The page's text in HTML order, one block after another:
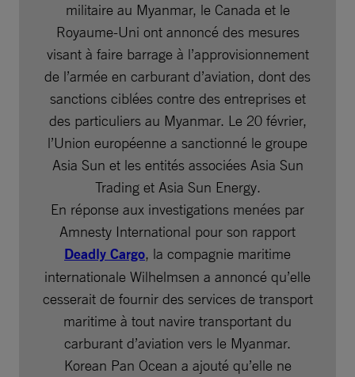
militaire au Myanmar, le Canada et le
Royaume-Uni ont annoncé des mesures
visant à faire barrage à l’approvisionnement
de l’armée en carburant d’aviation, dont des
sanctions ciblées contre des entreprises et
des particuliers au Myanmar. Le 20 février,
l’Union européenne a sanctionné le groupe
Asia Sun et les entités associées Asia Sun
Trading et Asia Sun Energy.
En réponse aux investigations menées par
Amnesty International pour son rapport
Deadly Cargo, la compagnie maritime
internationale Wilhelmsen a annoncé qu’elle
cesserait de fournir des services de transport
maritime à tout navire transportant du
carburant d’aviation vers le Myanmar.
Korean Pan Ocean a ajouté qu’elle ne